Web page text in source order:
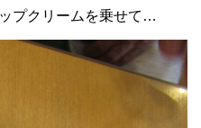
プクリームを乗せて…